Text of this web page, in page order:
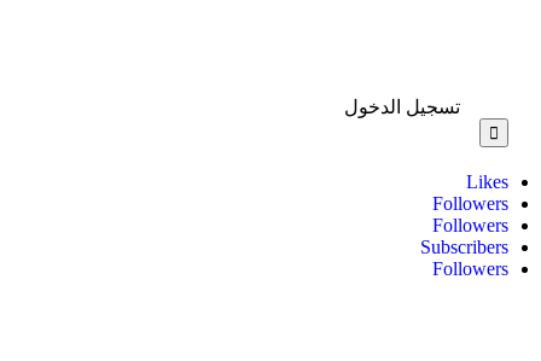
تسجيل الدخول
Likes
Followers
Followers
Subscribers
Followers